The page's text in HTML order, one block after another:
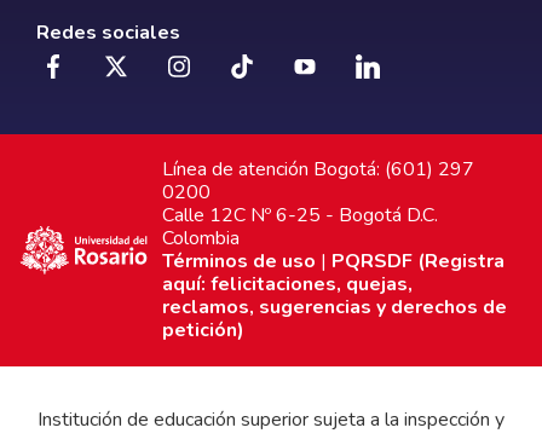
Redes sociales
Línea de atención Bogotá: (601) 297
0200
Calle 12C Nº 6-25 - Bogotá D.C.
Colombia
Términos de uso | PQRSDF (Registra
aquí: felicitaciones, quejas,
reclamos, sugerencias y derechos de
petición)
Institución de educación superior sujeta a la inspección y